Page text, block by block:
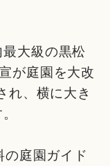
大級の黒松
が庭園を大改
れ、横に大き
庭園ガイド